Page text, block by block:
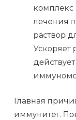
комплекс
лечения
раствор
Ускоряет
Главная
иммунитет.